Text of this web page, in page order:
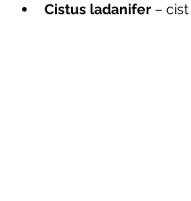
Cistus ladanifer –